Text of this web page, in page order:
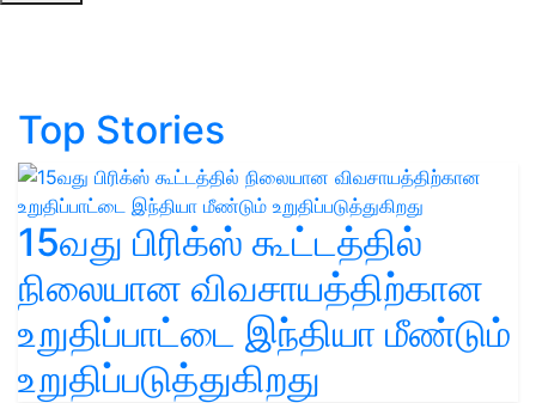
Top Stories
15வது பிரிக்ஸ் கூட்டத்தில்
நிலையான விவசாயத்திற்கான
உறுதிப்பாட்டை இந்தியா மீண்டும்
உறுதிப்படுத்துகிறது